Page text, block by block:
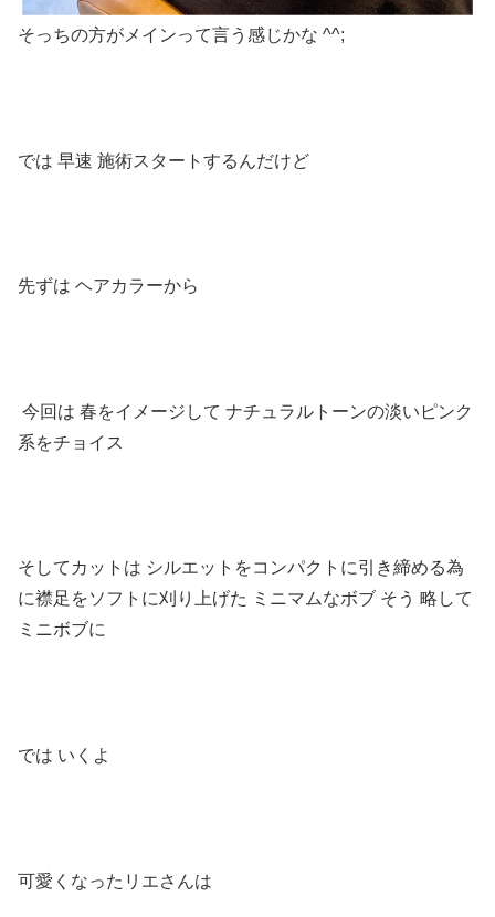
そっちの方がメインって言う感じかな ^^;
では 早速 施術スタートするんだけど
先ずは ヘアカラーから
今回は 春をイメージして ナチュラルトーンの淡いピンク
系をチョイス
そしてカットは シルエットをコンパクトに引き締める為
に襟足をソフトに刈り上げた ミニマムなボブ そう 略して
ミニボブに
では いくよ
可愛くなったリエさんは